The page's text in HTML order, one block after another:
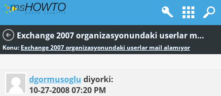
Exchange 2007 organizasyonundaki userlar mail alamıyor
Konu: Exchange 2007 organizasyonundaki userlar mail alamıyor
dgormusoglu diyorki:
10-27-200807:20 PM